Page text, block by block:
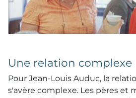
Une relation complexe
Pour Jean-Louis Auduc, la
s'avère complexe. Les pères et